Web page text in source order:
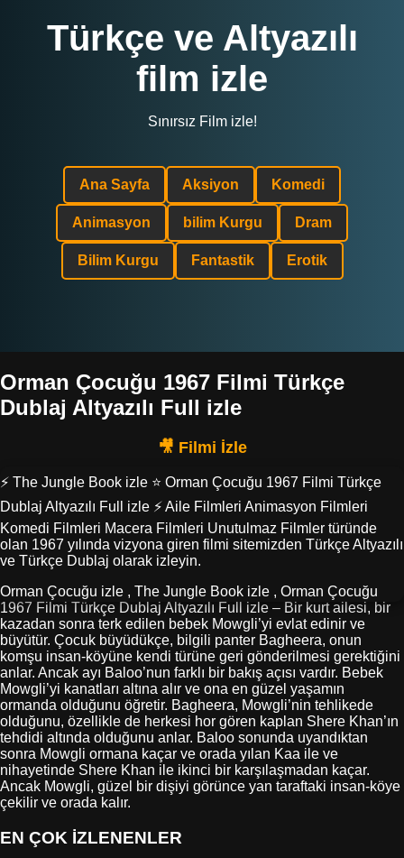
Türkçe ve Altyazılı
film izle
Sınırsız Film izle!
Ana Sayfa Aksiyon Komedi
Animasyon bilim Kurgu Dram
Bilim Kurgu Fantastik Erotik
Orman Çocuğu 1967 Filmi Türkçe
Dublaj Altyazılı Full izle
⚡ The Jungle Book izle ⭐ Orman Çocuğu 1967 Filmi Türkçe
Dublaj Altyazılı Full izle ⚡ Aile Filmleri Animasyon Filmleri
Komedi Filmleri Macera Filmleri Unutulmaz Filmler türünde
olan 1967 yılında vizyona giren filmi sitemizden Türkçe Altyazılı
ve Türkçe Dublaj olarak izleyin.
Orman Çocuğu izle , The Jungle Book izle , Orman Çocuğu
1967 Filmi Türkçe Dublaj Altyazılı Full izle – Bir kurt ailesi, bir
kazadan sonra terk edilen bebek Mowgli’yi evlat edinir ve
büyütür. Çocuk büyüdükçe, bilgili panter Bagheera, onun
komşu insan-köyüne kendi türüne geri gönderilmesi gerektiğini
anlar. Ancak ayı Baloo’nun farklı bir bakış açısı vardır. Bebek
Mowgli’yi kanatları altına alır ve ona en güzel yaşamın
ormanda olduğunu öğretir. Bagheera, Mowgli’nin tehlikede
olduğunu, özellikle de herkesi hor gören kaplan Shere Khan’ın
tehdidi altında olduğunu anlar. Baloo sonunda uyandıktan
sonra Mowgli ormana kaçar ve orada yılan Kaa ile ve
nihayetinde Shere Khan ile ikinci bir karşılaşmadan kaçar.
Ancak Mowgli, güzel bir dişiyi görünce yan taraftaki insan-köye
çekilir ve orada kalır.
EN ÇOK İZLENENLER